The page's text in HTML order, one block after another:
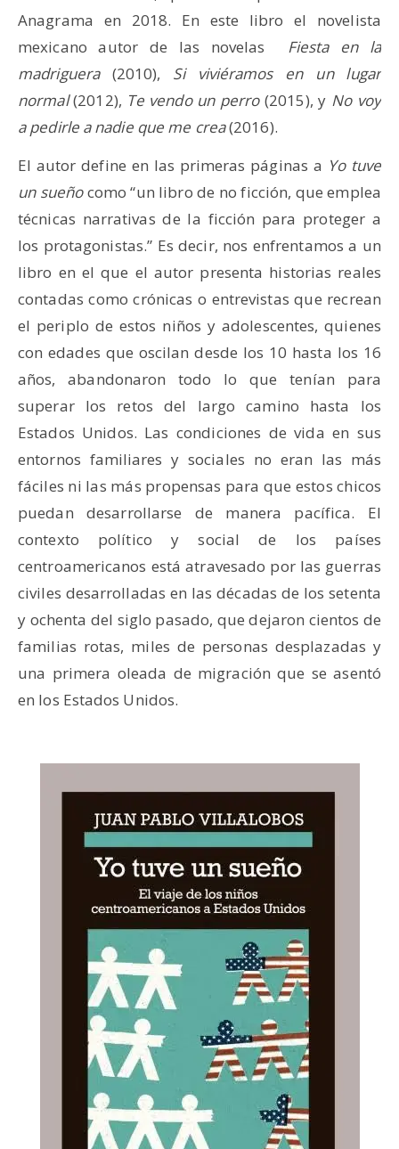
Anagrama en 2018. En este libro el novelista
mexicano autor de las novelas Fiesta en la
madriguera(2010), Si viviéramos en un lugar
normal(2012), Te vendo un perro(2015), y No voy
a pedirle a nadie que me crea(2016).
El autor define en las primeras páginas a Yo tuve
un sueñocomo “un libro de no ficción, que emplea
técnicas narrativas de la ficción para proteger a
los protagonistas.” Es decir, nos enfrentamos a un
libro en el que el autor presenta historias reales
contadas como crónicas o entrevistas que recrean
el periplo de estos niños y adolescentes, quienes
con edades que oscilan desde los 10 hasta los 16
años, abandonaron todo lo que tenían para
superar los retos del largo camino hasta los
Estados Unidos. Las condiciones de vida en sus
entornos familiares y sociales no eran las más
fáciles ni las más propensas para que estos chicos
puedan desarrollarse de manera pacífica. El
contexto político y social de los países
centroamericanos está atravesado por las guerras
civiles desarrolladas en las décadas de los setenta
y ochenta del siglo pasado, que dejaron cientos de
familias rotas, miles de personas desplazadas y
una primera oleada de migración que se asentó
en los Estados Unidos.